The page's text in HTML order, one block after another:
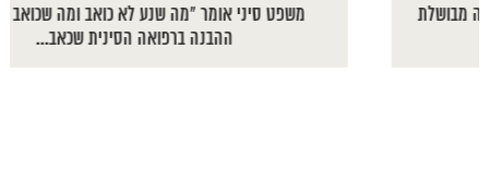
משפט סיני אומר "מה שנע לא כואב ומה שכואב לא נע"
ההבנה ברפואה הסינית שכאב...